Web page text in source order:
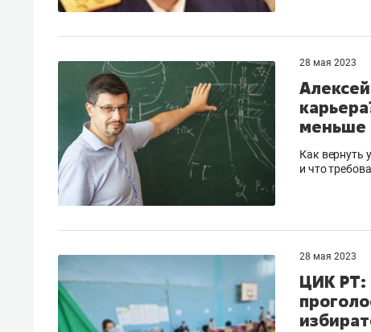
28 мая 2023
меньше
Как вернуть
и что
28 мая 2023
ЦИК РТ: